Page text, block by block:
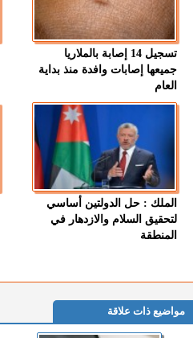
تسجيل 14 إصابة بالملاريا
جميعها إصابات وافدة منذ بداية
العام
الملك : حل الدولتين أساسي
لتحقيق السلام والازدهار في
المنطقة
مواضيع ذات علاقة